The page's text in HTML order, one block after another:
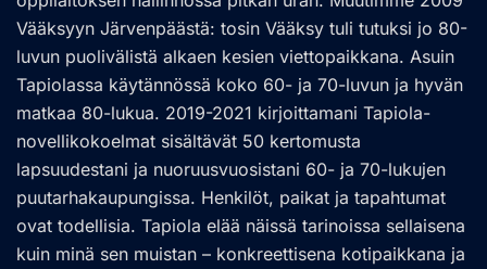
Vääksyyn Järvenpäästä: tosin Vääksy tuli tutuksi jo 80-
luvun puolivälistä alkaen kesien viettopaikkana. Asuin
Tapiolassa käytännössä koko 60- ja 70-luvun ja hyvän
matkaa 80-lukua. 2019-2021 kirjoittamani Tapiola-
novellikokoelmat sisältävät 50 kertomusta
lapsuudestani ja nuoruusvuosistani 60- ja 70-lukujen
puutarhakaupungissa. Henkilöt, paikat ja tapahtumat
ovat todellisia. Tapiola elää näissä tarinoissa sellaisena
kuin minä sen muistan – konkreettisena kotipaikkana ja